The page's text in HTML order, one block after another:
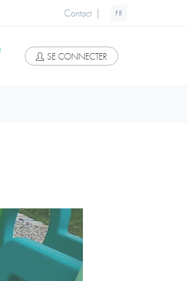
Contact | FR
SE CONNECTER